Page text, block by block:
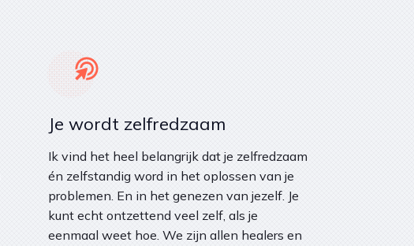
Je wordt zelfredzaam
Ik vind het heel belangrijk dat je zelfredzaam
én zelfstandig word in het oplossen van je
problemen. En in het genezen van jezelf. Je
kunt echt ontzettend veel zelf, als je
eenmaal weet hoe. We zijn allen healers en